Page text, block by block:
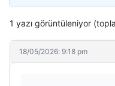
1 yazı görüntüleniyor
18/05/2026: 9:18 pm